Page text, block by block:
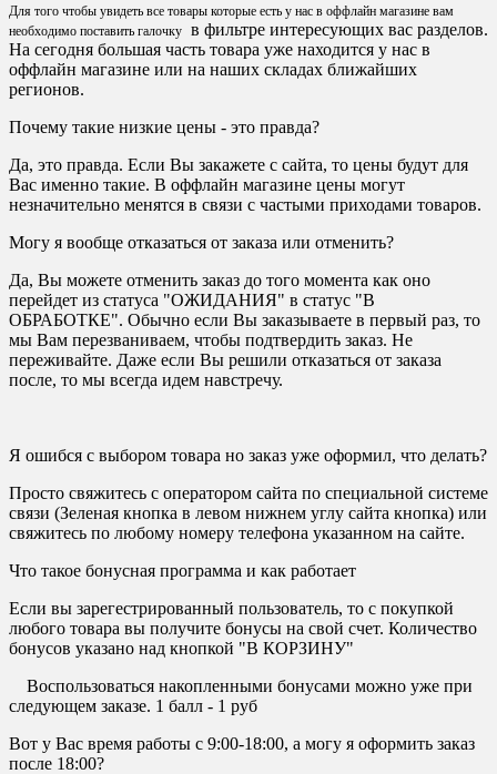
Для того чтобы увидеть все товары которые есть у нас в оффлайн магазине вам
необходимо поставить галочку в фильтре интересующих вас разделов.
На сегодня большая часть товара уже находится у нас в
оффлайн магазине или на наших складах ближайших
регионов.
Почему такие низкие цены - это правда?
Да, это правда. Если Вы закажете с сайта, то цены будут для
Вас именно такие. В оффлайн магазине цены могут
незначительно менятся в связи с частыми приходами товаров.
Могу я вообще отказаться от заказа или отменить?
Да, Вы можете отменить заказ до того момента как оно
перейдет из статуса "ОЖИДАНИЯ" в статус "В
ОБРАБОТКЕ". Обычно если Вы заказываете в первый раз, то
мы Вам перезваниваем, чтобы подтвердить заказ. Не
переживайте. Даже если Вы решили отказаться от заказа
после, то мы всегда идем навстречу.
Я ошибся с выбором товара но заказ уже оформил, что делать?
Просто свяжитесь с оператором сайта по специальной системе
связи (Зеленая кнопка в левом нижнем углу сайта кнопка) или
свяжитесь по любому номеру телефона указанном на сайте.
Что такое бонусная программа и как работает
Если вы зарегестрированный пользователь, то с покупкой
любого товара вы получите бонусы на свой счет. Количество
бонусов указано над кнопкой "В КОРЗИНУ"
Воспользоваться накопленными бонусами можно уже при
следующем заказе. 1 балл - 1 руб
Вот у Вас время работы с 9:00-18:00, а могу я оформить заказ
после 18:00?